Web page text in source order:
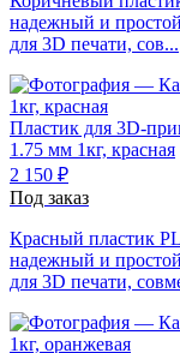
надежный и
для 3D печати, сов...
Пластик для 3D-
1.75 мм 1кг, красная
2 150 ₽
Под заказ
Красный пластик
надежный и
для 3D печати,